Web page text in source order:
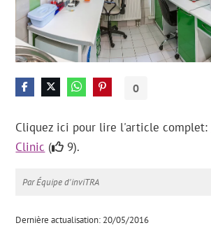
0
Cliquez ici pour lire l'article complet:
Clinic ( 9).
Par Équipe d'inviTRA
Dernière actualisation: 20/05/2016